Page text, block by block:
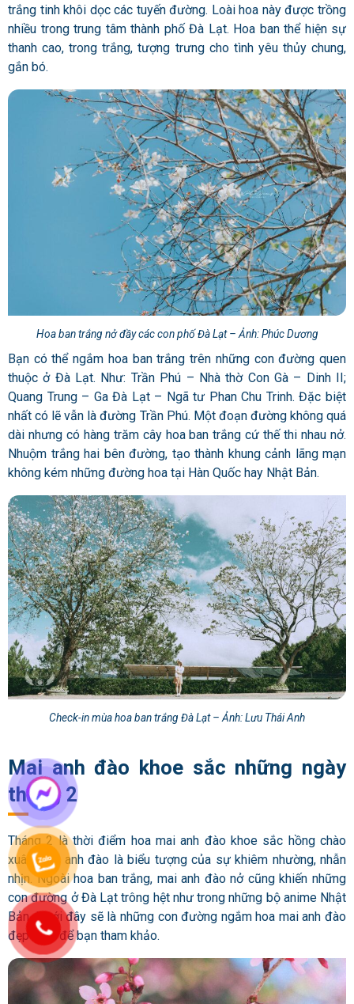
trắng tinh khôi dọc các tuyến đường. Loài hoa này được trồng
nhiều trong trung tâm thành phố Đà Lạt. Hoa ban thể hiện sự
thanh cao, trong trắng, tượng trưng cho tình yêu thủy chung,
gắn bó.
Hoa ban trắng nở đầy các con phố Đà Lạt – Ảnh: Phúc Dương
Bạn có thể ngắm hoa ban trắng trên những con đường quen
thuộc ở Đà Lạt. Như: Trần Phú – Nhà thờ Con Gà – Dinh II;
Quang Trung – Ga Đà Lạt – Ngã tư Phan Chu Trinh. Đặc biệt
nhất có lẽ vẫn là đường Trần Phú. Một đoạn đường không quá
dài nhưng có hàng trăm cây hoa ban trắng cứ thế thi nhau nở.
Nhuộm trắng hai bên đường, tạo thành khung cảnh lãng mạn
không kém những đường hoa tại Hàn Quốc hay Nhật Bản.
Check-in mùa hoa ban trắng Đà Lạt – Ảnh: Lưu Thái Anh
Mai anh đào khoe sắc những ngày
tháng 2
Tháng 2 là thời điểm hoa mai anh đào khoe sắc hồng chào
xuân. Mai anh đào là biểu tượng của sự khiêm nhường, nhẫn
nhịn. Ngoài hoa ban trắng, mai anh đào nở cũng khiến những
con đường ở Đà Lạt trông hệt như trong những bộ anime Nhật
Bản. Dưới đây sẽ là những con đường ngắm hoa mai anh đào
đẹp nhất để bạn tham khảo.